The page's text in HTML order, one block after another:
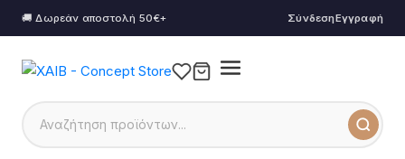
🚚 Δωρεάν αποστολή 50€+ ΣύνδεσηΕγγραφή